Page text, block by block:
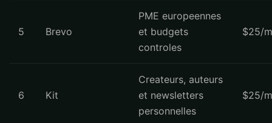
5 Brevo
PME europeennes
et budgets
controles
$25/
6 Kit
Createurs, auteurs
et newsletters
personnelles
$25/